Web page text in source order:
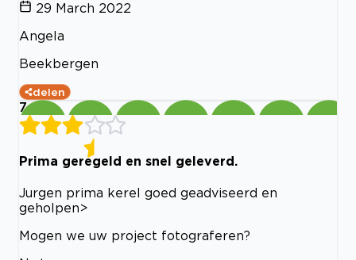
29 March 2022
Angela
Beekbergen
delen
7
Prima geregeld en snel geleverd.
Jurgen prima kerel goed geadviseerd en
geholpen>
Mogen we uw project fotograferen?